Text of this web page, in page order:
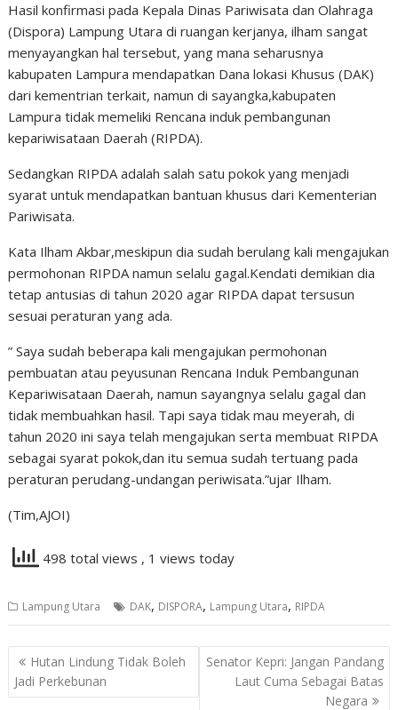
Hasil konfirmasi pada Kepala Dinas Pariwisata dan Olahraga
(Dispora) Lampung Utara di ruangan kerjanya, ilham sangat
menyayangkan hal tersebut, yang mana seharusnya
kabupaten Lampura mendapatkan Dana lokasi Khusus (DAK)
dari kementrian terkait, namun di sayangka,kabupaten
Lampura tidak memeliki Rencana induk pembangunan
kepariwisataan Daerah (RIPDA).
Sedangkan RIPDA adalah salah satu pokok yang menjadi
syarat untuk mendapatkan bantuan khusus dari Kementerian
Pariwisata.
Kata Ilham Akbar,meskipun dia sudah berulang kali mengajukan
permohonan RIPDA namun selalu gagal.Kendati demikian dia
tetap antusias di tahun 2020 agar RIPDA dapat tersusun
sesuai peraturan yang ada.
” Saya sudah beberapa kali mengajukan permohonan
pembuatan atau peyusunan Rencana Induk Pembangunan
Kepariwisataan Daerah, namun sayangnya selalu gagal dan
tidak membuahkan hasil. Tapi saya tidak mau meyerah, di
tahun 2020 ini saya telah mengajukan serta membuat RIPDA
sebagai syarat pokok,dan itu semua sudah tertuang pada
peraturan perudang-undangan periwisata.”ujar Ilham.
(Tim,AJOI)
498 total views , 1 views today
Lampung Utara DAK, DISPORA, Lampung Utara, RIPDA
Navigasi
pos
Hutan Lindung Tidak Boleh
Jadi Perkebunan
Senator Kepri: Jangan Pandang
Laut Cuma Sebagai Batas
Negara